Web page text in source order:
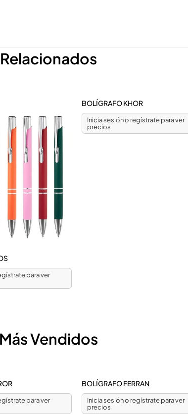
para ver
BOLÍGRAFO KHOR
Inicia sesión o regístrate para ver
precios
Vendidos
para ver
BOLÍGRAFO FERRAN
Inicia sesión o regístrate para ver
precios